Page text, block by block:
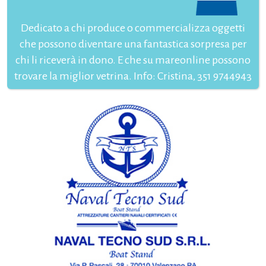
Dedicato a chi produce o commercializza oggetti
che possono diventare una fantastica sorpresa per
chi li riceverà in dono. E che su mareonline possono
trovare la miglior vetrina. Info: Cristina, 351 9744943